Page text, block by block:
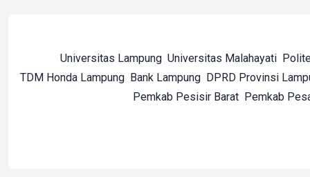
Universitas Lampung Universitas Malahayati
TDM Honda Lampung Bank Lampung DPRD Provinsi
Pemkab Pesisir Barat Pemkab